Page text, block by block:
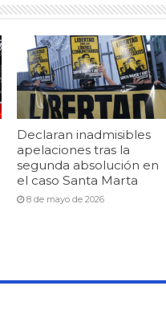
Declaran inadmisibles
apelaciones tras la
segunda absolución en
el caso Santa Marta
8 de mayo de 2026